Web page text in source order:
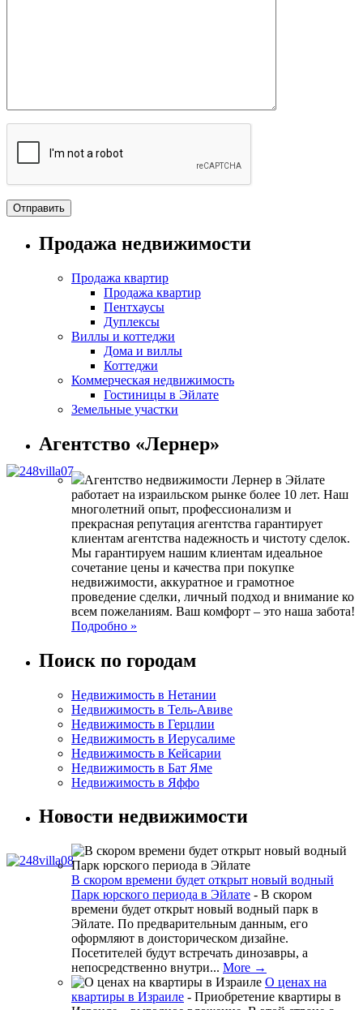
Продажа недвижимости
Продажа квартир
Продажа квартир
Пентхаусы
Дуплексы
Виллы и коттеджи
Дома и виллы
Коттеджи
Коммерческая недвижимость
Гостиницы в Эйлате
Земельные участки
Агентство «Лернер»
Агентство недвижимости Лернер в Эйлате
работает на израильском рынке более 10 лет. Наш
многолетний опыт, профессионализм и
прекрасная репутация агентства гарантирует
клиентам агентства надежность и чистоту сделок.
Мы гарантируем нашим клиентам идеальное
сочетание цены и качества при покупке
недвижимости, аккуратное и грамотное
проведение сделки, личный подход и внимание ко
всем пожеланиям. Ваш комфорт – это наша забота!
Подробно »
Поиск по городам
Недвижимость в Нетании
Недвижимость в Тель-Авиве
Недвижимость в Герцлии
Недвижимость в Иерусалиме
Недвижимость в Кейсарии
Недвижимость в Бат Яме
Недвижимость в Яффо
Новости недвижимости
В скором времени будет открыт новый водный
Парк юрского периода в Эйлате - В скором
времени будет открыт новый водный парк в
Эйлате. По предварительным данным, его
оформляют в доисторическом дизайне.
Посетителей будут встречать динозавры, а
непосредственно внутри... More →
О ценах на
квартиры в Израиле - Приобретение квартиры в